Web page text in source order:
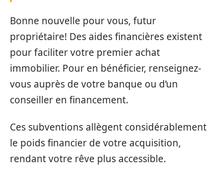
Bonne nouvelle pour vous, futur
propriétaire! Des aides financières existent
pour faciliter votre premier achat
immobilier. Pour en bénéficier, renseignez-
vous auprès de votre banque ou d’un
conseiller en financement.
Ces subventions allègent considérablement
le poids financier de votre acquisition,
rendant votre rêve plus accessible.